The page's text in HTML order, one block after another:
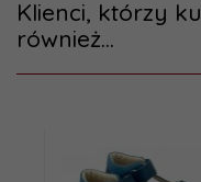
Klienci, którzy
również...